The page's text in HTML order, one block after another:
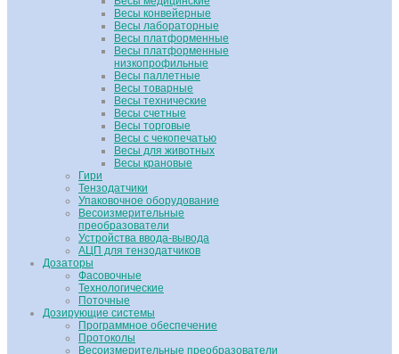
Весы конвейерные
Весы лабораторные
Весы платформенные
Весы платформенные
низкопрофильные
Весы паллетные
Весы товарные
Весы технические
Весы счетные
Весы торговые
Весы с чекопечатью
Весы для животных
Весы крановые
Гири
Тензодатчики
Упаковочное оборудование
Весоизмерительные
преобразователи
Устройства ввода-вывода
АЦП для тензодатчиков
Дозаторы
Фасовочные
Технологические
Поточные
Дозирующие системы
Программное обеспечение
Протоколы
Весоизмерительные преобразователи